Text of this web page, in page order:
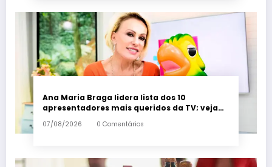
Ana Maria Braga lidera lista dos 10
apresentadores mais queridos da TV; veja
ranking – Em Dia ES
07/08/2026 0 Comentários